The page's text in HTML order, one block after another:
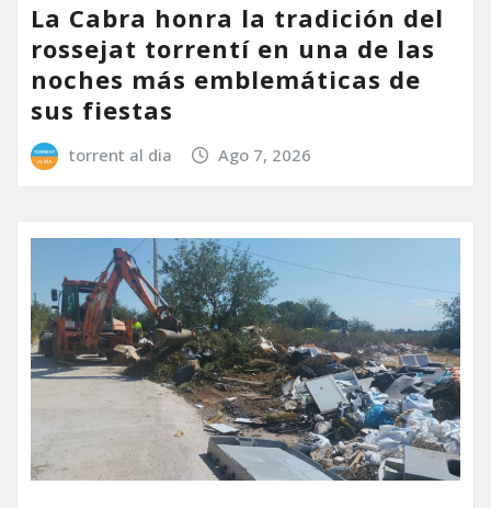
La Cabra honra la tradición del
rossejat torrentí en una de las
noches más emblemáticas de
sus fiestas
torrent al dia Ago 7, 2026